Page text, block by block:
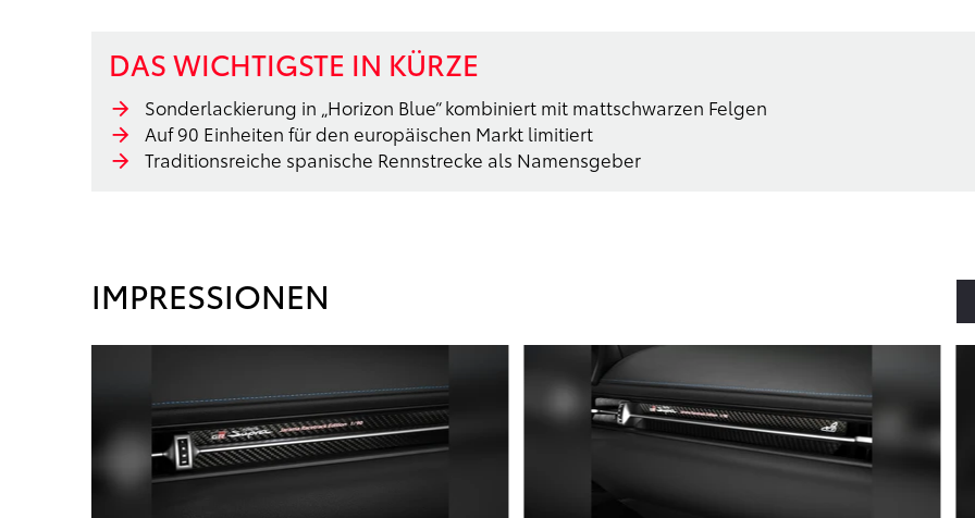
DAS WICHTIGSTE IN KÜRZE
Sonderlackierung in „Horizon Blue“ kombiniert mit mattschwarzen Felgen
Auf 90 Einheiten für den europäischen Markt limitiert
Traditionsreiche spanische Rennstrecke als Namensgeber
IMPRESSIONEN